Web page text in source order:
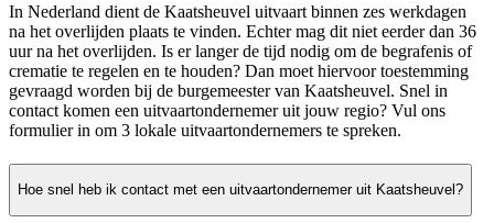
In Nederland dient de Kaatsheuvel uitvaart binnen zes werkdagen
na het overlijden plaats te vinden. Echter mag dit niet eerder dan 36
uur na het overlijden. Is er langer de tijd nodig om de begrafenis of
crematie te regelen en te houden? Dan moet hiervoor toestemming
gevraagd worden bij de burgemeester van Kaatsheuvel. Snel in
contact komen een uitvaartondernemer uit jouw regio? Vul ons
formulier in om 3 lokale uitvaartondernemers te spreken.
Hoe snel heb ik contact met een uitvaartondernemer uit Kaatsheuvel?